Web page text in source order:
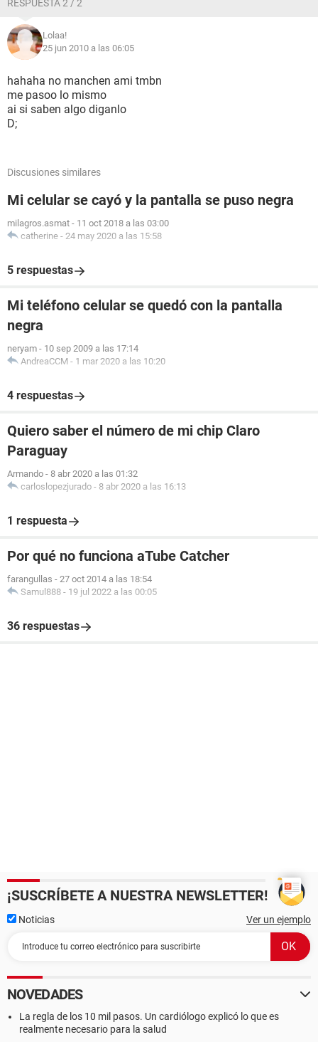
RESPUESTA 2 / 2
Lolaa!
25 jun 2010 a las 06:05
hahaha no manchen ami tmbn
me pasoo lo mismo
ai si saben algo diganlo
D;
Discusiones similares
Mi celular se cayó y la pantalla se puso negra
milagros.asmat - 11 oct 2018 a las 03:00
catherine - 24 may 2020 a las 15:58
5 respuestas
Mi teléfono celular se quedó con la pantalla
negra
neryam - 10 sep 2009 a las 17:14
AndreaCCM - 1 mar 2020 a las 10:20
4 respuestas
Quiero saber el número de mi chip Claro
Paraguay
Armando - 8 abr 2020 a las 01:32
carloslopezjurado - 8 abr 2020 a las 16:13
1 respuesta
Por qué no funciona aTube Catcher
farangullas - 27 oct 2014 a las 18:54
Samul888 - 19 jul 2022 a las 00:05
36 respuestas
¡SUSCRÍBETE A NUESTRA NEWSLETTER!
Noticias Ver un ejemplo
NOVEDADES
La regla de los 10 mil pasos. Un cardiólogo explicó lo que es
realmente necesario para la salud